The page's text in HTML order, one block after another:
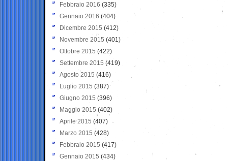
Febbraio 2016 (335)
Gennaio 2016 (404)
Dicembre 2015 (412)
Novembre 2015 (401)
Ottobre 2015 (422)
Settembre 2015 (419)
Agosto 2015 (416)
Luglio 2015 (387)
Giugno 2015 (396)
Maggio 2015 (402)
Aprile 2015 (407)
Marzo 2015 (428)
Febbraio 2015 (417)
Gennaio 2015 (434)